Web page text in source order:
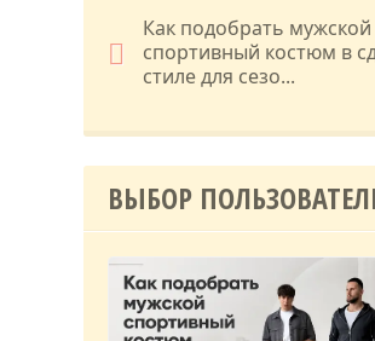
Как подобрать мужской
спортивный костюм в
стиле для сезо...
ВЫБОР